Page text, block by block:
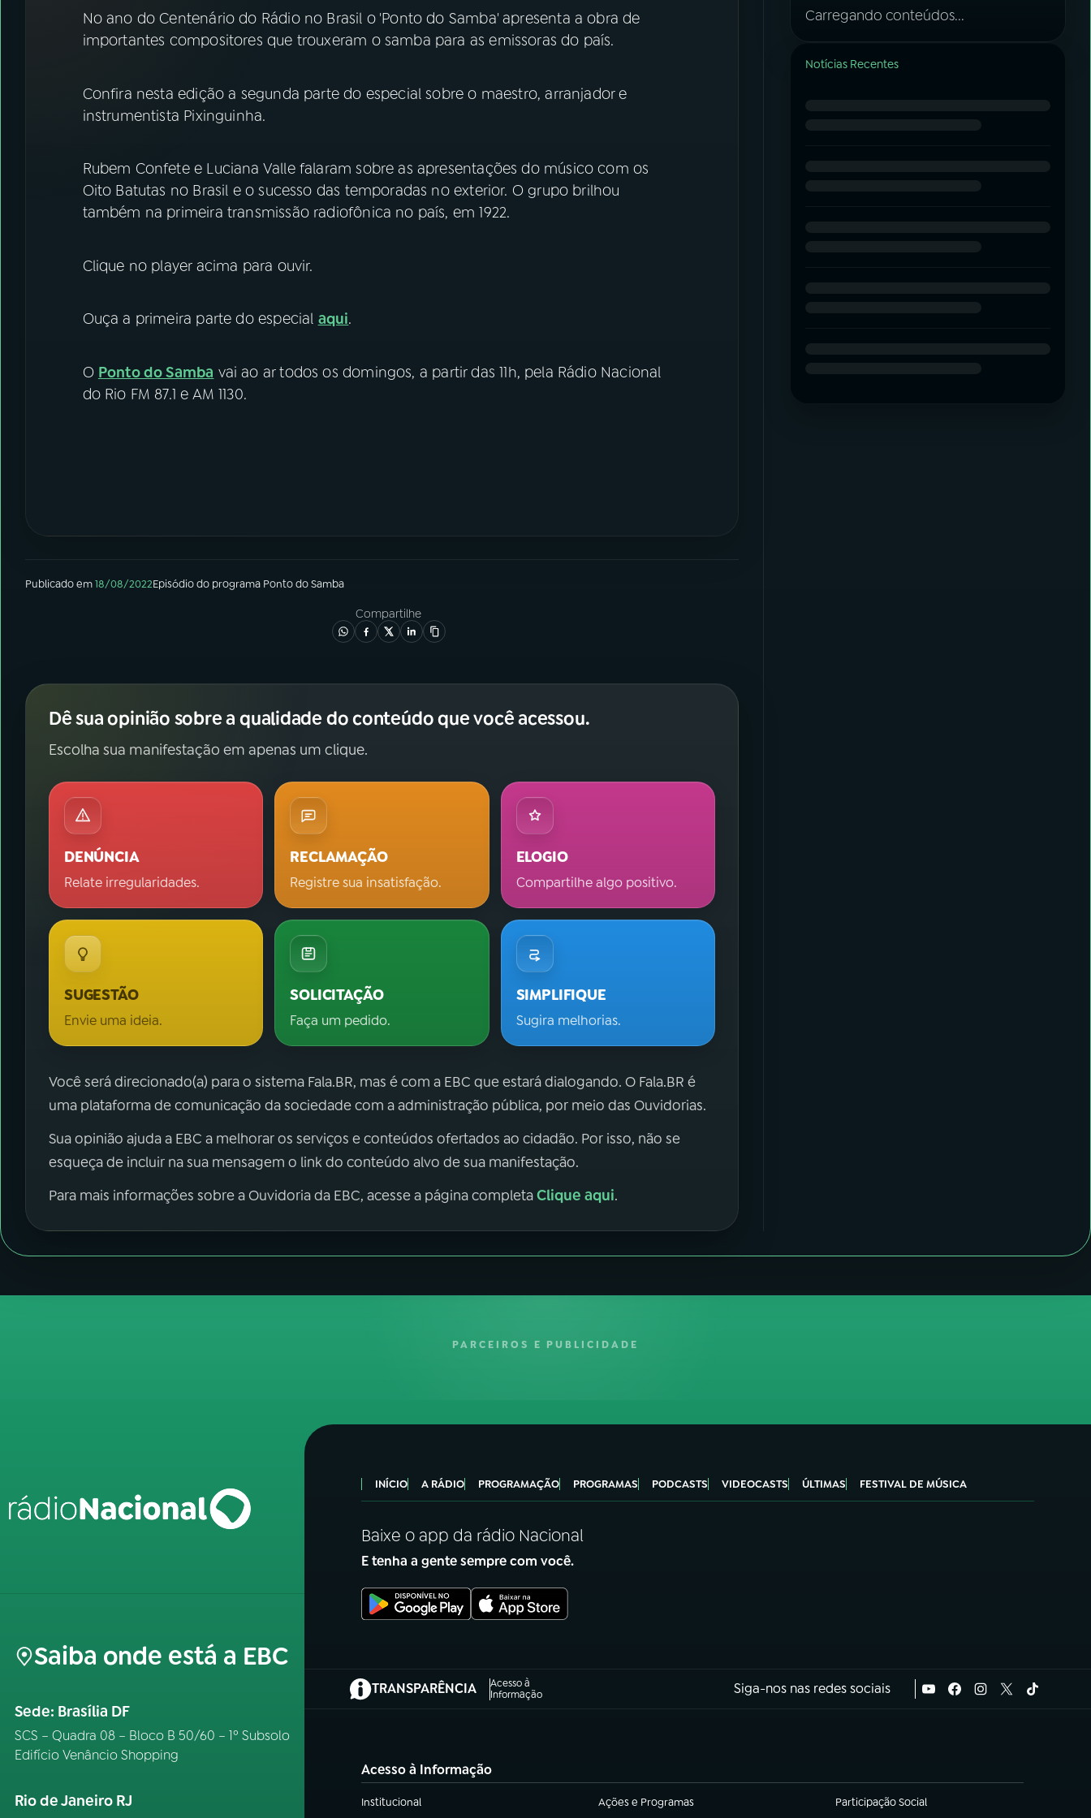
ACOMPANHE A RÁDIO NACIONAL
Instagram X
No ano do Centenário do Rádio no Brasil o 'Ponto do Samba' apresenta a obra de
importantes compositores que trouxeram o samba para as emissoras do país.
Confira nesta edição a segunda parte do especial sobre o maestro, arranjador e
instrumentista Pixinguinha.
Rubem Confete e Luciana Valle falaram sobre as apresentações do músico com os
Oito Batutas no Brasil e o sucesso das temporadas no exterior. O grupo brilhou
também na primeira transmissão radiofônica no país, em 1922.
Clique no player acima para ouvir.
Ouça a primeira parte do especial aqui.
O Ponto do Samba vai ao ar todos os domingos, a partir das 11h, pela Rádio Nacional
do Rio FM 87.1 e AM 1130.
Publicado em18/08/2022Episódiodo programa Ponto do Samba
Compartilhe
Dê sua opinião sobre a qualidade do conteúdo que você acessou.
Escolha sua manifestação em apenas um clique.
DENÚNCIA
Relate irregularidades.
RECLAMAÇÃO
Registre sua insatisfação.
ELOGIO
Compartilhe algo positivo.
SUGESTÃO
Envie uma ideia.
SOLICITAÇÃO
Faça um pedido.
SIMPLIFIQUE
Sugira melhorias.
Você será direcionado(a) para o sistema Fala.BR, mas é com a EBC que estará dialogando. O Fala.BR é
uma plataforma de comunicação da sociedade com a administração pública, por meio das Ouvidorias.
Sua opinião ajuda a EBC a melhorar os serviços e conteúdos ofertados ao cidadão. Por isso, não se
esqueça de incluir na sua mensagem o link do conteúdo alvo de sua manifestação.
Para mais informações sobre a Ouvidoria da EBC, acesse a página completaClique aqui.
Carregando conteúdos...
Notícias Recentes
PARCEIROS E PUBLICIDADE
Saiba onde está a EBC
Sede: Brasília DF
SCS – Quadra 08 – Bloco B 50/60 – 1º Subsolo
Edifício Venâncio Shopping
Rio de Janeiro RJ
INÍCIO A RÁDIO PROGRAMAÇÃO PROGRAMAS PODCASTS VIDEOCASTS ÚLTIMAS FESTIVAL DE MÚSICA
Baixe o app da rádio Nacional
E tenha a gente sempre com você.
TRANSPARÊNCIA
Acesso à
Informação
(abre em nova aba) Siga-nos nas redes sociais
Acesso à Informação
Institucional
(abre em nova aba) Ações e Programas
(abre em nova aba) Participação Social
(abre em nova aba)